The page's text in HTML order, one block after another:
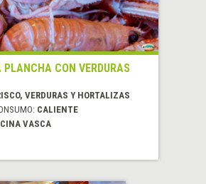
CON VERDURAS
VERDURAS Y HORTALIZAS
CALIENTE
VASCA